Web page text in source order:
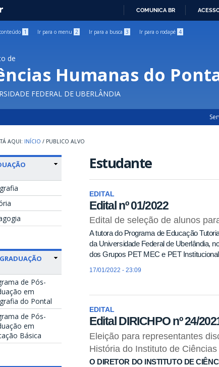
COMUNICA BR
1 Ir para o menu 2 Ir para a busca 3 Ir para o rodapé 4
de
Humanas do
FEDERAL DE UBERLÂNDIA
INÍCIO / PUBLICO ALVO
de Pós-
em
do Pontal
de Pós-
em
Básica
Estudante
EDITAL
Edital nº 01/2022
Edital de seleção de alunos
A tutora do Programa de Educação
da Universidade Federal de Uberlândia,
dos Grupos PET MEC e PET
17/01/2022 - 23:09
EDITAL
Edital DIRICHPO nº 24/
Eleição para representantes
História do Instituto de
O DIRETOR DO INSTITUTO DE